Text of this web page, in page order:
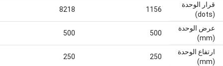
قرار الوحدة
(dots)
1156
8218
عرض الوحدة
(mm)
500
500
ارتفاع الوحدة
(mm)
250
250